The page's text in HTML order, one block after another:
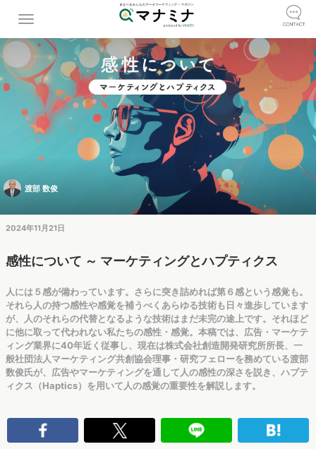
渡部 数俊
2024年11月21日
感性について ～ マーケティングとハプティクス
人には５感が備わっています。さらに突き詰めれば第６感という感覚も。
それら人の持つ感性や感覚を補うべくあらゆる技術も日々進歩しています
が、人のそれらの代替となるような技術はまだ未完の途上です。それほど
に他に取って代われない私たちの感性・感覚。本稿では、広告・マーケテ
ィング業界に40年近く従事し、現在は株式会社創造開発研究所所長、一
般社団法人マーケティング共創協会理事・研究フェローを務めている渡部
数俊氏が、広告やマーケティングを通して人の感性の深さを説き、ハプテ
ィクス（Haptics）を用いて人の感覚の重要性を解説します。